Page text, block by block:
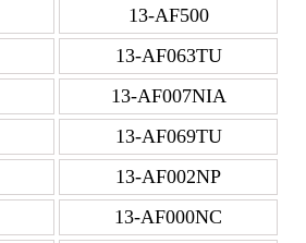
13-AF500
13-AF063TU
13-AF007NIA
13-AF069TU
13-AF002NP
13-AF000NC